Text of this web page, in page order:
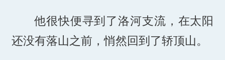
他很快便寻到了洛河支流，在太阳
还没有落山之前，悄然回到了轿顶山。